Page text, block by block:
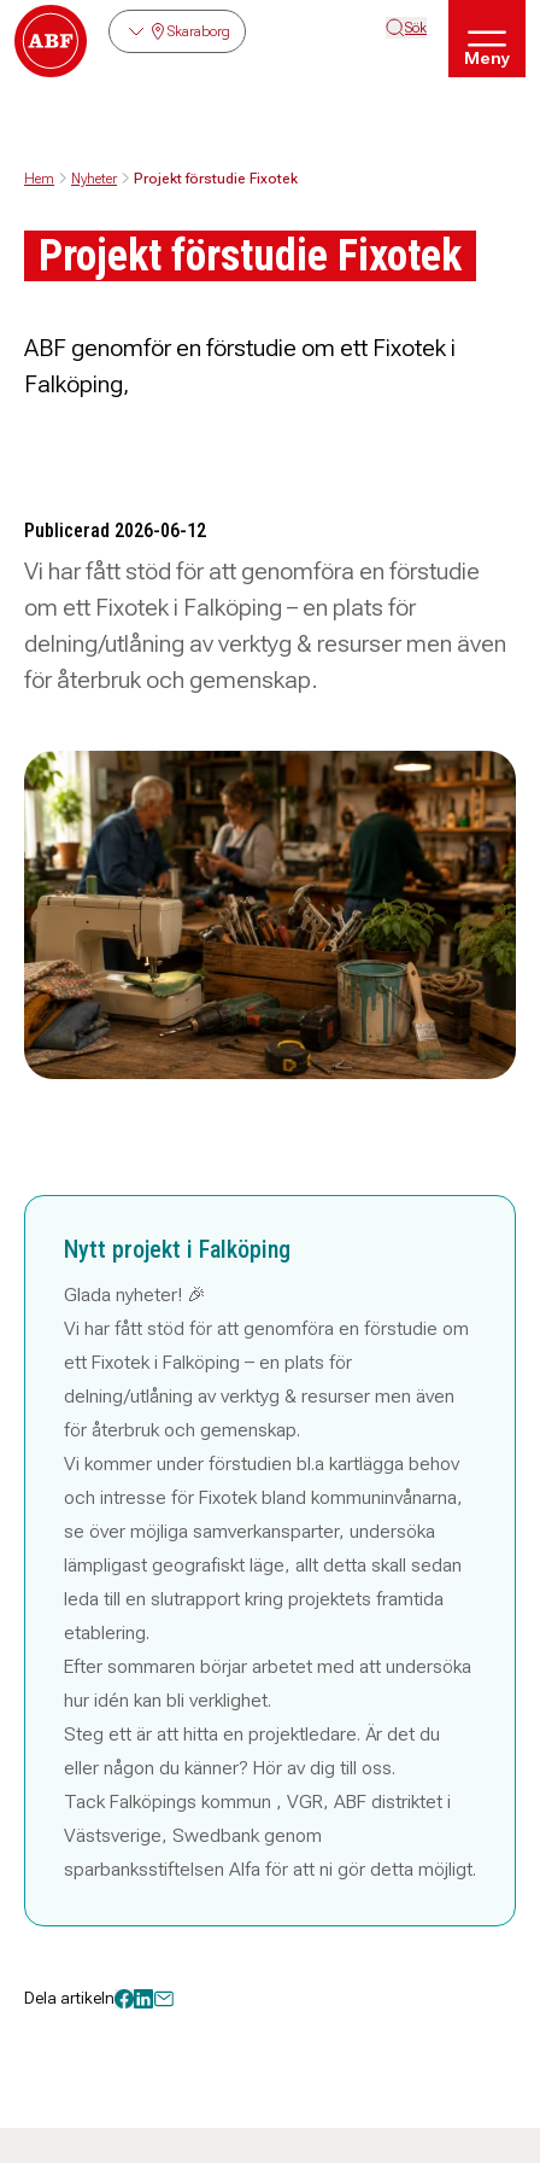
Skaraborg Sök
Meny
Hem Nyheter Projekt förstudie Fixotek
Projekt förstudie Fixotek
ABF genomför en förstudie om ett Fixotek i
Falköping,
Publicerad 2026-06-12
Vi har fått stöd för att genomföra en förstudie
om ett Fixotek i Falköping – en plats för
delning/utlåning av verktyg & resurser men även
för återbruk och gemenskap.
Nytt projekt i Falköping
Glada nyheter! 🎉
Vi har fått stöd för att genomföra en förstudie om
ett Fixotek i Falköping – en plats för
delning/utlåning av verktyg & resurser men även
för återbruk och gemenskap.
Vi kommer under förstudien bl.a kartlägga behov
och intresse för Fixotek bland kommuninvånarna,
se över möjliga samverkansparter, undersöka
lämpligast geografiskt läge, allt detta skall sedan
leda till en slutrapport kring projektets framtida
etablering.
Efter sommaren börjar arbetet med att undersöka
hur idén kan bli verklighet.
Steg ett är att hitta en projektledare. Är det du
eller någon du känner? Hör av dig till oss.
Tack Falköpings kommun , VGR, ABF distriktet i
Västsverige, Swedbank genom
sparbanksstiftelsen Alfa för att ni gör detta möjligt.
Dela artikeln